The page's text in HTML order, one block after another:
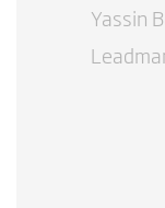
Yassin